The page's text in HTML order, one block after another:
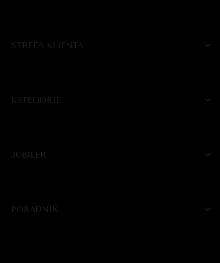
STREFA KLIENTA
KATEGORIE
JUBILER
PORADNIK